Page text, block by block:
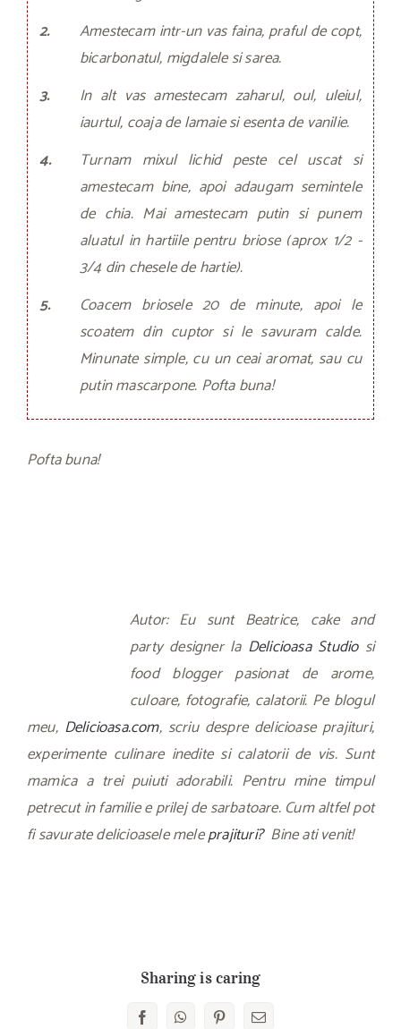
2.
Amestecam intr-un vas faina, praful de copt,
bicarbonatul, migdalele si sarea.
3.
In alt vas amestecam zaharul, oul, uleiul,
iaurtul, coaja de lamaie si esenta de vanilie.
4.
Turnam mixul lichid peste cel uscat si
amestecam bine, apoi adaugam semintele
de chia. Mai amestecam putin si punem
aluatul in hartiile pentru briose (aprox 1/2 -
3/4 din chesele de hartie).
5.
Coacem briosele 20 de minute, apoi le
scoatem din cuptor si le savuram calde.
Minunate simple, cu un ceai aromat, sau cu
putin mascarpone. Pofta buna!
Pofta buna!
Autor: Eu sunt Beatrice, cake and
party designer la Delicioasa Studiosi
food blogger pasionat de arome,
culoare, fotografie, calatorii. Pe blogul
meu, Delicioasa.com, scriu despre delicioase prajituri,
experimente culinare inedite si calatorii de vis. Sunt
mamica a trei puiuti adorabili. Pentru mine timpul
petrecut in familie e prilej de sarbatoare. Cum altfel pot
fi savurate delicioasele meleprajituri? Bine ati venit!
Sharing is caring
FacebookWhatsAppPinterest
E-